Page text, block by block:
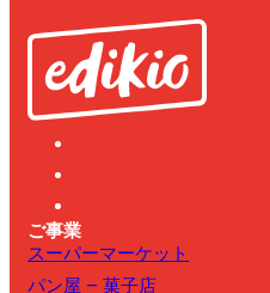
ご事業
スーパーマーケット
パン屋 – 菓子店